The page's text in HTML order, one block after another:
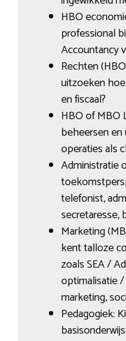
HBO
professional
Accountancy
Rechten
uitzoeken
en fiscaal?
HBO of MBO
beheersen
operaties als
Administratie
telefonist,
secretaresse,
Marketing
kent talloze
zoals SEA /
optimalisatie /
marketing,
Pedagogiek: